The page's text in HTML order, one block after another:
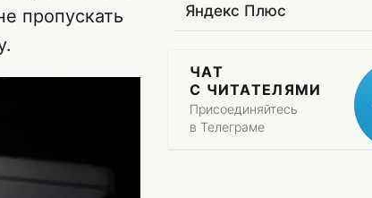
пропускать
Яндекс Плюс
ЧАТ
С ЧИТАТЕЛЯМИ
Присоединяйтесь
в Телеграме